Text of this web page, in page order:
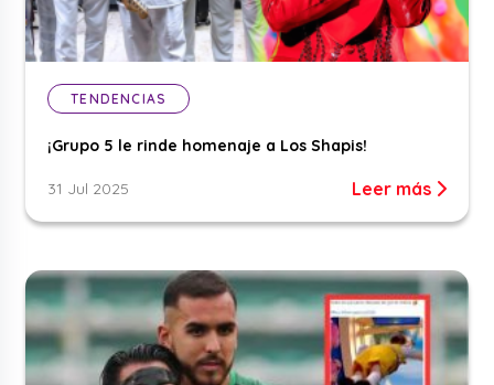
TENDENCIAS
¡Grupo 5 le rinde homenaje a Los Shapis!
31 Jul 2025 Leer más